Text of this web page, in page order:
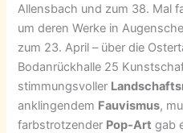
Allensbach und zum 38. Mal
um deren Werke in
zum 23. April – über die
Bodanrückhalle 25
stimmungsvoller
anklingendem Fauvismus,
farbstrotzender Pop-Art gab